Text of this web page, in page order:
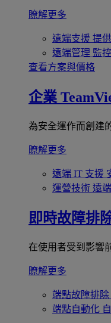
瞭解更多
遠端支援 提
遠端管理 監
查看方案與價格
企業
為安全運作而創建
瞭解更多
遠端 IT 支援
運營技術 遠
即時故障排
在使用者受到影響
瞭解更多
端點故障排除
端點自動化